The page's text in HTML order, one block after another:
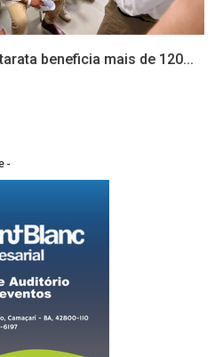
beneficia mais de 120...
-